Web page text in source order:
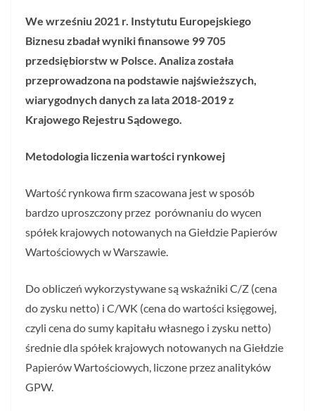
We wrześniu 2021 r. Instytutu Europejskiego
Biznesu zbadał wyniki finansowe 99 705
przedsiębiorstw w Polsce. Analiza została
przeprowadzona na podstawie najświeższych,
wiarygodnych danych za lata 2018-2019 z
Krajowego Rejestru Sądowego.
Metodologia liczenia wartości rynkowej
Wartość rynkowa firm szacowana jest w sposób
bardzo uproszczony przez porównaniu do wycen
spółek krajowych notowanych na Giełdzie Papierów
Wartościowych w Warszawie.
Do obliczeń wykorzystywane są wskaźniki C/Z (cena
do zysku netto) i C/WK (cena do wartości księgowej,
czyli cena do sumy kapitału własnego i zysku netto)
średnie dla spółek krajowych notowanych na Giełdzie
Papierów Wartościowych, liczone przez analityków
GPW.